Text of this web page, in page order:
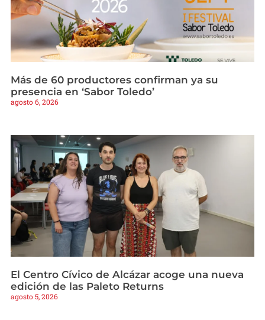
Más de 60 productores confirman ya su
presencia en ‘Sabor Toledo’
agosto 6, 2026
El Centro Cívico de Alcázar acoge una nueva
edición de las Paleto Returns
agosto 5, 2026